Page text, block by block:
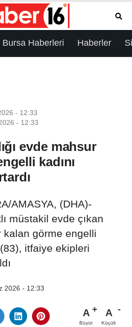
Bursa Haberleri Haberler
- 12:33
- 12:33
evde mahsur
kadını
AMASYA, (DHA)-
müstakil evde çıkan
kalan görme engelli
itfaiye ekipleri
2026 - 12:33
A
Büyüt
A
Küçült